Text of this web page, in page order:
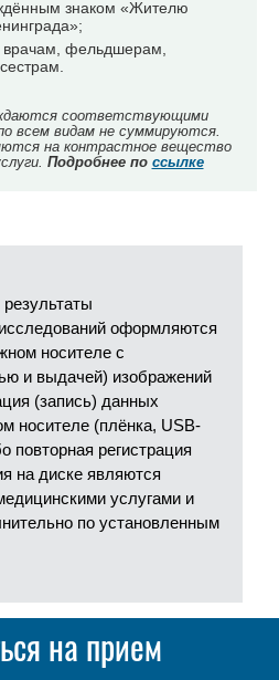
знаком «Жителю
фельдшерам,
соответствующими
всем видам не суммируются.
на контрастное вещество
Подробнее по ссылке
исследований оформляются
носителе с
и выдачей) изображений
(запись) данных
носителе (плёнка, USB-
регистрация
на диске являются
услугами и
по установленным
на прием